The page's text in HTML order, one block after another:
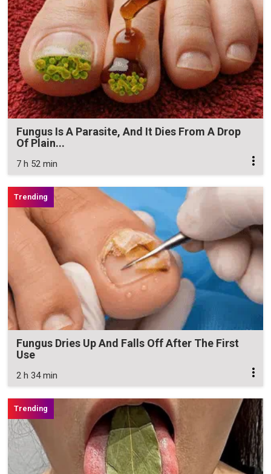
Fungus Is A Parasite, And It Dies From A Drop
Of Plain...
7 h 52 min
Fungus Dries Up And Falls Off After The First
Use
2 h 34 min